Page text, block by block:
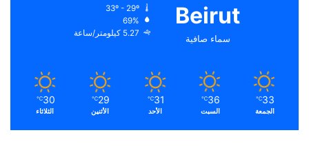
Beirut
سماء صافية
69%
5.27 كيلومتر/ساعة
33
℃
الجمعة
36
℃
السبت
31
℃
الأحد
29
℃
الأثنين
30
℃
الثلاثاء